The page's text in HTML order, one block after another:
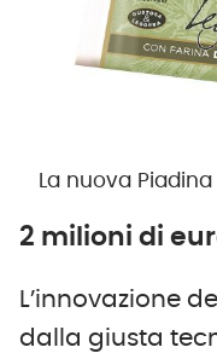
La nuova
2 milioni di
L’innovazione
dalla giusta